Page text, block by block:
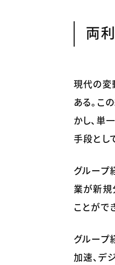
両
現代の変
ある。こ
かし、単
手段とし
グループ
業が新規
ことがで
グループ
加速、デ